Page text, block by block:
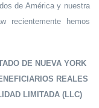
de América y nuestra
recientemente hemos
DE NUEVA YORK
REALES
LIMITADA (LLC)